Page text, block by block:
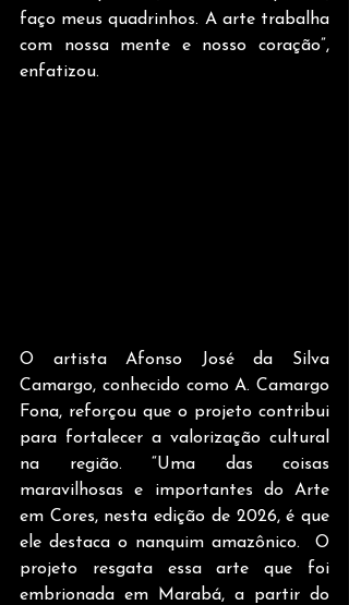
faço meus quadrinhos. A arte trabalha
com nossa mente e nosso coração”,
enfatizou.
O artista Afonso José da Silva
Camargo, conhecido como A. Camargo
Fona, reforçou que o projeto contribui
para fortalecer a valorização cultural
na região. “Uma das coisas
maravilhosas e importantes do Arte
em Cores, nesta edição de 2026, é que
ele destaca o nanquim amazônico.  O
projeto resgata essa arte que foi
embrionada em Marabá, a partir do